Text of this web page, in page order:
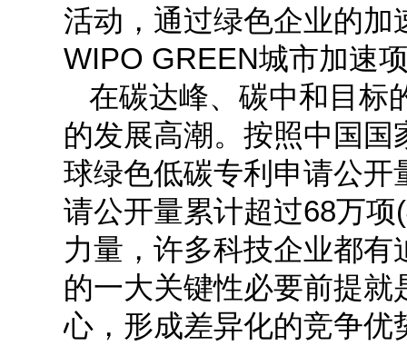
活动，通过绿色企业的
WIPO GREEN城市加速
在碳达峰、碳中和目标
的发展高潮。按照中国
球绿色低碳专利申请公
请公开量累计超过68万
力量，许多科技企业都
的一大关键性必要前提
心，形成差异化的竞争